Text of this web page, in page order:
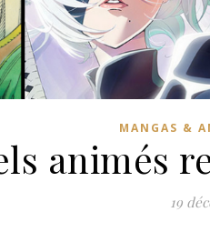
MANGAS &
animés
19